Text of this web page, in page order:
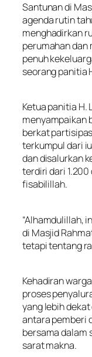
Santunan di
agenda rutin
menghadirkan
perumahan dan
penuh
seorang panitia
Ketua panitia H.
menyampaikan
berkat
terkumpul dari
dan disalurkan
terdiri dari
fisabilillah.
“Alhamdulillah,
di Masjid
tetapi tentang
Kehadiran
proses
yang lebih
antara pemberi
bersama dalam
sarat makna.